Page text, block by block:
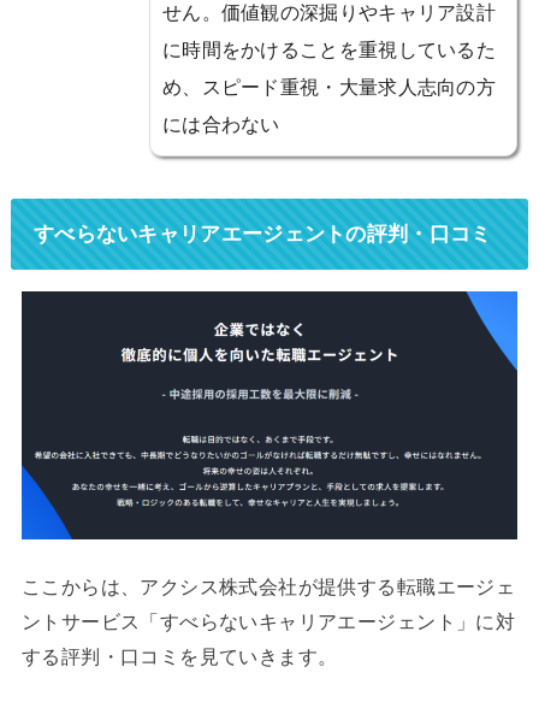
せん。価値観の深掘りやキャリア設計
に時間をかけることを重視しているた
め、スピード重視・大量求人志向の方
には合わない
すべらないキャリアエージェントの評判・口コミ
ここからは、アクシス株式会社が提供する転職エージェ
ントサービス「すべらないキャリアエージェント」に対
する評判・口コミを見ていきます。